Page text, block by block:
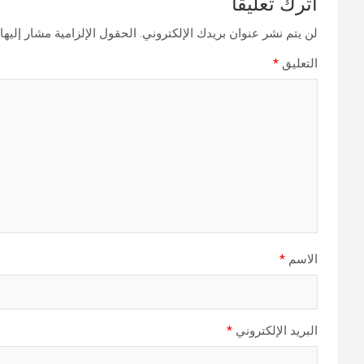
لن يتم نشر عنوان بريدك الإلكتروني. الحقول الإلزامية مشار
التعليق *
الاسم *
البريد الإلكتروني *